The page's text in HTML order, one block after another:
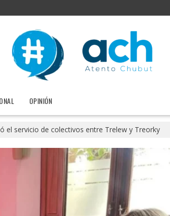
OPINIÓN
el servicio de colectivos entre Trelew y Treorky